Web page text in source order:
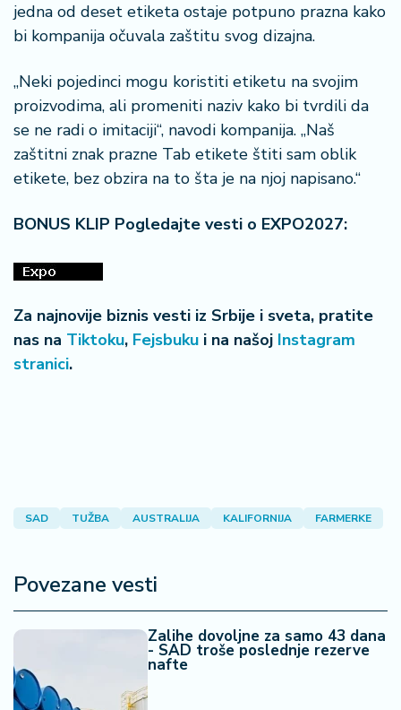
jedna od deset etiketa ostaje potpuno prazna kako
bi kompanija očuvala zaštitu svog dizajna.
„Neki pojedinci mogu koristiti etiketu na svojim
proizvodima, ali promeniti naziv kako bi tvrdili da
se ne radi o imitaciji“, navodi kompanija. „Naš
zaštitni znak prazne Tab etikete štiti sam oblik
etikete, bez obzira na to šta je na njoj napisano.“
BONUS KLIP Pogledajte vesti o EXPO2027:
Za najnovije biznis vesti iz Srbije i sveta, pratite
nas na Tiktoku, Fejsbuku i na našoj Instagram
stranici.
SAD TUŽBA AUSTRALIJA KALIFORNIJA FARMERKE
Povezane vesti
Zalihe dovoljne za samo 43 dana
- SAD troše poslednje rezerve
nafte